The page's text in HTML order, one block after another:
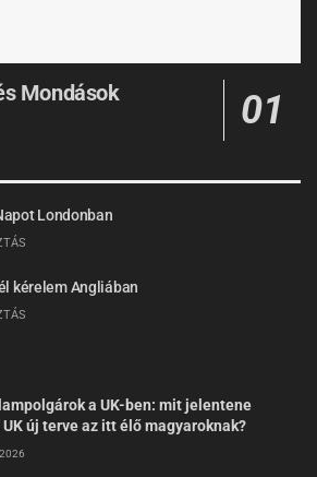
Mondások
Londonban
kérelem Angliában
a UK-ben: mit jelentene
UK új terve az itt élő magyaroknak?